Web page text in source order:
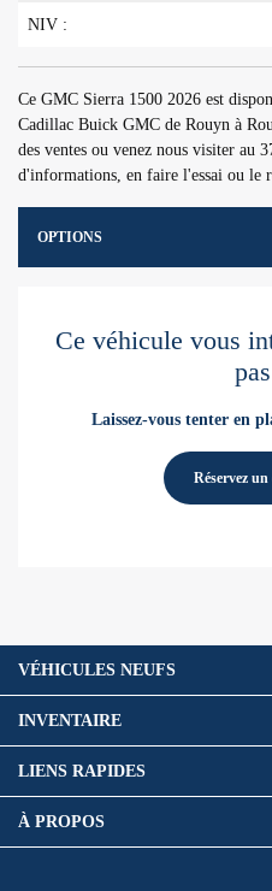
NIV :
Ce GMC Sierra 1500 2026 est
Cadillac Buick GMC de Rouyn à
des ventes ou venez nous visiter au
d'informations, en faire l'essai ou le
OPTIONS
Ce véhicule vous
Laissez-vous tenter en
Réservez
VÉHICULES NEUFS
INVENTAIRE
LIENS RAPIDES
À PROPOS